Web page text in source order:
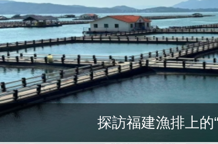
探訪福建漁排上的